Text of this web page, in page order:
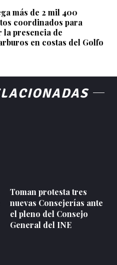
más de 2 mil 400
coordinados para
la presencia de
en costas del Golfo
Toman protesta tres
nuevas Consejerías ante
el pleno del Consejo
General del INE